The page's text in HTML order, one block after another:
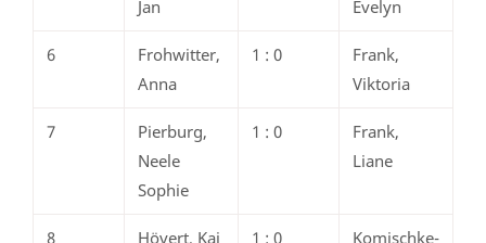
Jan
Evelyn
6
Frohwitter,
Anna
1 : 0
Frank,
Viktoria
7
Pierburg,
Neele
Sophie
1 : 0
Frank,
Liane
8 Hövert, Kai 1 : 0
Komischke-